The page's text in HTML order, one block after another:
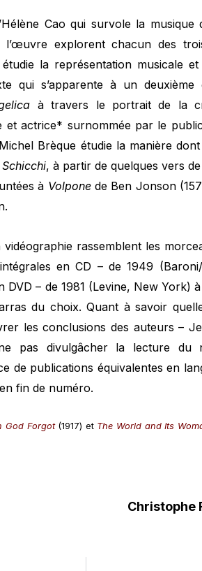
Cao qui survole la
explorent chacun des
la représentation musicale
qui s’apparente à un deuxième
à travers le portrait de la
et actrice* surnommée par le
Brèque étudie la manière
, à partir de quelques vers de
à Volponede Ben Jonson
vidéographie rassemblent les
en CD – de 1949
DVD – de 1981 (Levine, New York)
du choix. Quant à savoir
les conclusions des auteurs –
pas divulgâcher la lecture du
de publications équivalentes en
fin de numéro.
God Forgot(1917) et The World and Its
Christophe